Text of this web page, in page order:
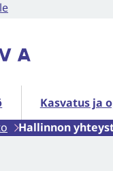
Kasvatus ja
Kasvatus ja
Hallinnon